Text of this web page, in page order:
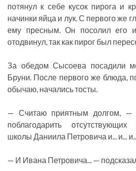
потянул к себе кусок пирога и
начинки яйца и лук. С первого же
ему пресным. Он посолил его
отодвинул, так как пирог был
За обедом Сысоева посадили
Бруни. После первого же блюда,
обычаю, начались тосты.
— Считаю приятным долгом, —
поблагодарить
школы Даниила Петровича и... и...
— И Ивана Петровича... —